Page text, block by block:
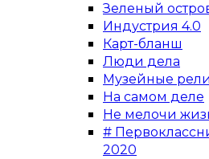
Зеленый
Индустрия 4.0
Карт-бланш
Люди дела
Музейные
На самом деле
Не мелочи
#
2020